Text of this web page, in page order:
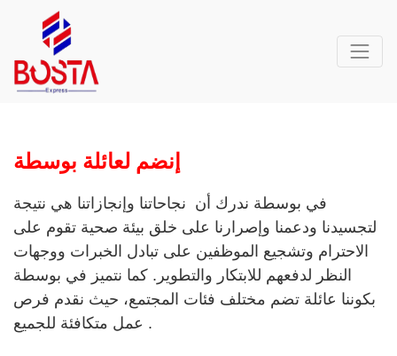
إنضم لعائلة بوسطة
في بوسطة ندرك أن نجاحاتنا وإنجازاتنا هي نتيجة
لتجسيدنا ودعمنا وإصرارنا على خلق بيئة صحية تقوم على
الاحترام وتشجيع الموظفين على تبادل الخبرات ووجهات
النظر لدفعهم للابتكار والتطوير. كما نتميز في بوسطة
بكوننا عائلة تضم مختلف فئات المجتمع، حيث نقدم فرص
عمل متكافئة للجميع .